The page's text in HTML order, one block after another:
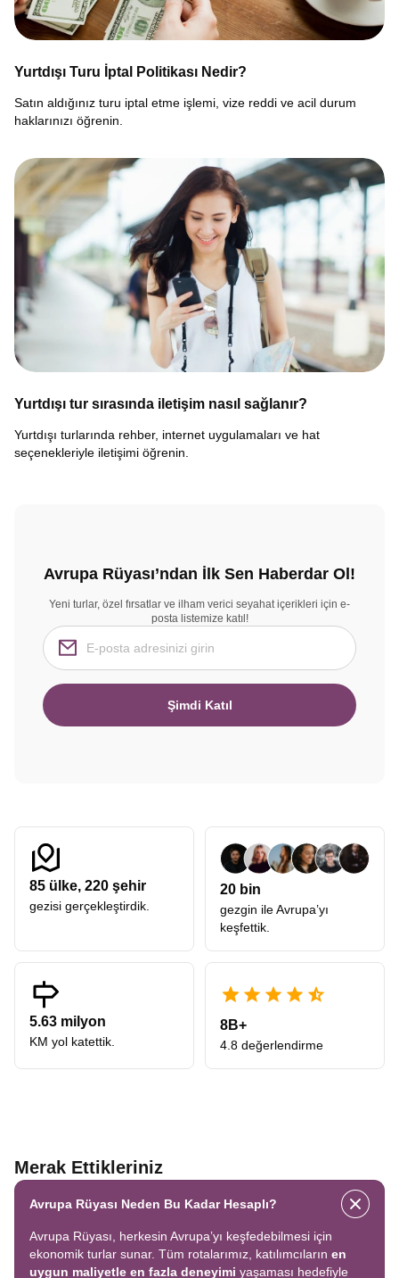
Yurtdışı Turu İptal Politikası Nedir?
Satın aldığınız turu iptal etme işlemi, vize reddi ve acil durum
haklarınızı öğrenin.
Yurtdışı tur sırasında iletişim nasıl sağlanır?
Yurtdışı turlarında rehber, internet uygulamaları ve hat
seçenekleriyle iletişimi öğrenin.
Avrupa Rüyası’ndan İlk Sen Haberdar Ol!
Yeni turlar, özel fırsatlar ve ilham verici seyahat içerikleri için e-
posta listemize katıl!
Şimdi Katıl
85 ülke, 220 şehir
gezisi gerçekleştirdik.
20 bin
gezgin ile Avrupa’yı
keşfettik.
5.63 milyon
KM yol katettik.
8B+
4.8 değerlendirme
Merak Ettikleriniz
Avrupa Rüyası Neden Bu Kadar Hesaplı?
Avrupa Rüyası, herkesin Avrupa’yı keşfedebilmesi için
ekonomik turlar sunar. Tüm rotalarımız, katılımcıların en
uygun maliyetle en fazla deneyimi yaşaması hedefiyle